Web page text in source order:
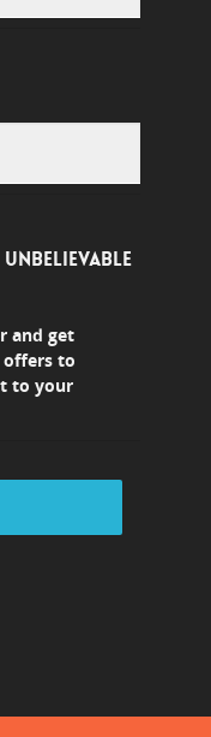
and get
offers to
to your